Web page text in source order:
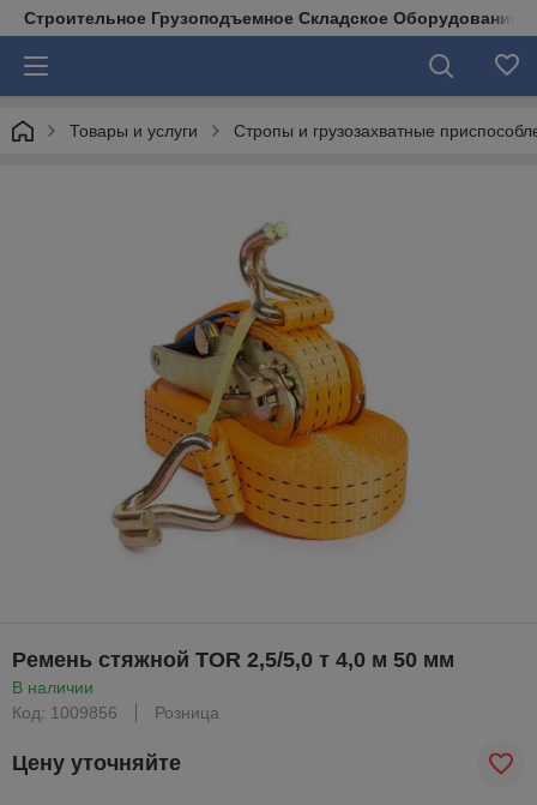
Строительное Грузоподъемное Складское Оборудование
Товары и услуги Стропы и грузозахватные
Ремень стяжной TOR 2,5/5,0 т 4,0 м 50 мм
В наличии
Код: 1009856
Розница
Цену уточняйте